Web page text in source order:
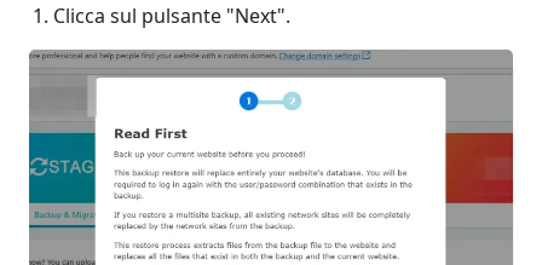
Clicca sul pulsante "Next".